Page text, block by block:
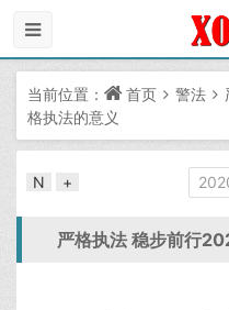
当前位置： 首页 警法
格执法的意义
N +
严格执法 稳步前行